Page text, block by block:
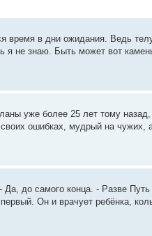
время в дни ожидания. Ведь
я не знаю. Быть может вот
уже более 25 лет тому
ошибках, мудрый на чужих,
до самого конца. - Разве
Он и врачует ребёнка,